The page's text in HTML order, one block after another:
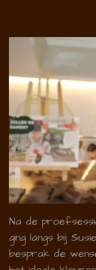
Na de
ging langs bij
besprak de